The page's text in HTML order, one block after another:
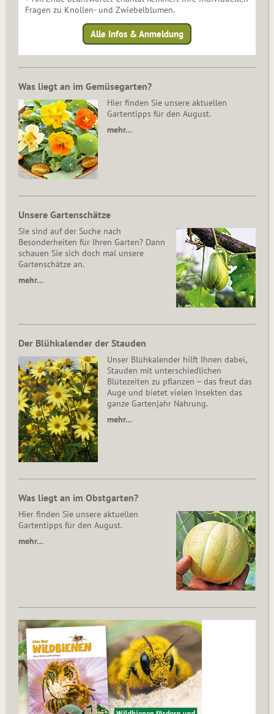
Fragen zu Knollen- und Zwiebelblumen.
Alle Infos & Anmeldung
Was liegt an im Gemüsegarten?
Hier finden Sie unsere aktuellen
Gartentipps für den August.
mehr…
Unsere Gartenschätze
Sie sind auf der Suche nach
Besonderheiten für Ihren Garten? Dann
schauen Sie sich doch mal unsere
Gartenschätze an.
mehr…
Der Blühkalender der Stauden
Unser Blühkalender hilft Ihnen dabei,
Stauden mit unterschiedlichen
Blütezeiten zu pflanzen – das freut das
Auge und bietet vielen Insekten das
ganze Gartenjahr Nahrung.
mehr…
Was liegt an im Obstgarten?
Hier finden Sie unsere aktuellen
Gartentipps für den August.
mehr…